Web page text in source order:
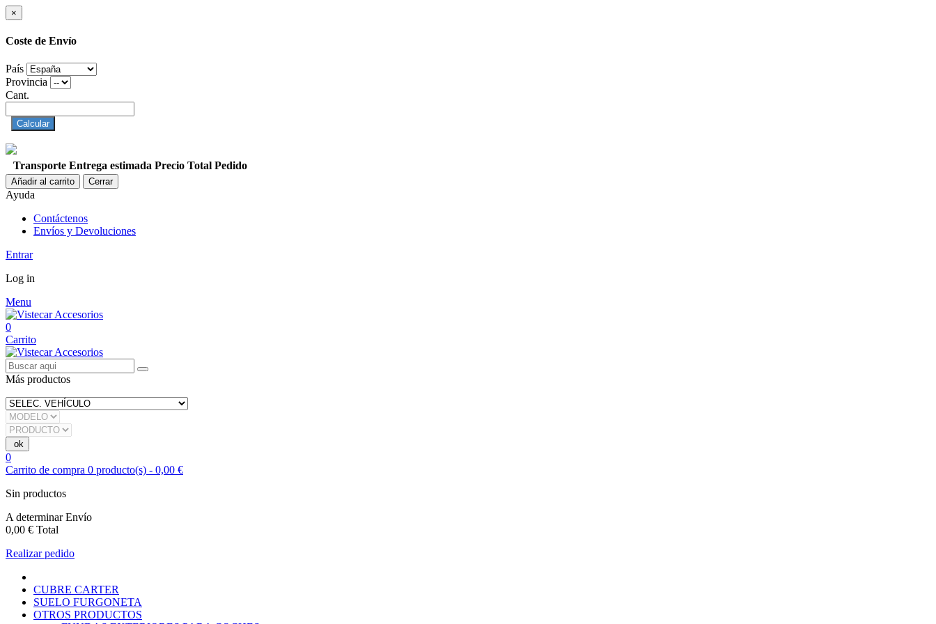
×
Coste de Envío
País
Provincia
Cant.
Calcular
Transporte Entrega estimada Precio Total Pedido
Añadir al carrito Cerrar
Ayuda
Contáctenos
Envíos y Devoluciones
Entrar
Log in
Menu
0
Carrito
Más productos
0
Carrito de compra 0 producto(s) - 0,00 €
Sin productos
A determinarEnvío
0,00 € Total
Realizar pedido
CUBRE CARTER
SUELO FURGONETA
OTROS PRODUCTOS